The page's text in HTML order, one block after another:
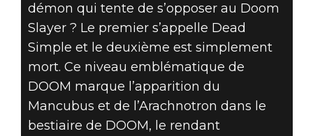
démon qui tente de s’opposer au Doom
Slayer ? Le premier s’appelle Dead
Simple et le deuxième est simplement
mort. Ce niveau emblématique de
DOOM marque l’apparition du
Mancubus et de l’Arachnotron dans le
bestiaire de DOOM, le rendant